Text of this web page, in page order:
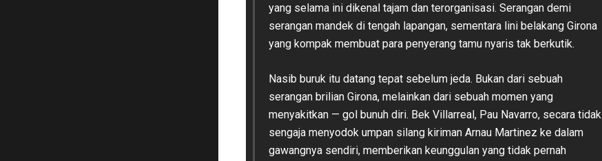
yang selama ini dikenal tajam dan terorganisasi. Serangan demi
serangan mandek di tengah lapangan, sementara lini belakang Girona
yang kompak membuat para penyerang tamu nyaris tak berkutik.
Nasib buruk itu datang tepat sebelum jeda. Bukan dari sebuah
serangan brilian Girona, melainkan dari sebuah momen yang
menyakitkan — gol bunuh diri. Bek Villarreal, Pau Navarro, secara tidak
sengaja menyodok umpan silang kiriman Arnau Martinez ke dalam
gawangnya sendiri, memberikan keunggulan yang tidak pernah